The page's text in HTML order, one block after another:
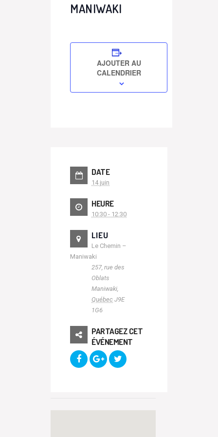
MANIWAKI
AJOUTER AU
CALENDRIER
DATE
14 juin
HEURE
10:30 - 12:30
LIEU
Le Chemin –
Maniwaki
257, rue des
Oblats
Maniwaki,
Québec J9E
1G6
PARTAGEZ CET
ÉVÉNEMENT